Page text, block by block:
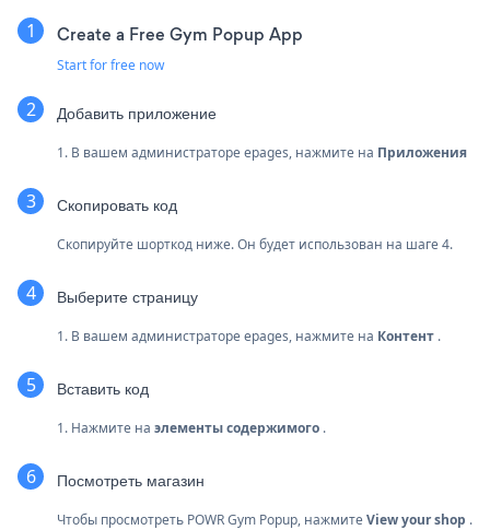
Create a Free Gym Popup App
Start for free now
Добавить приложение
1. В вашем администраторе epages, нажмите на Приложения
Скопировать код
Скопируйте шорткод ниже. Он будет использован на шаге 4.
Выберите страницу
1. В вашем администраторе epages, нажмите на Контент .
Вставить код
1. Нажмите на элементы содержимого .
Посмотреть магазин
Чтобы просмотреть POWR Gym Popup, нажмитеView your shop .